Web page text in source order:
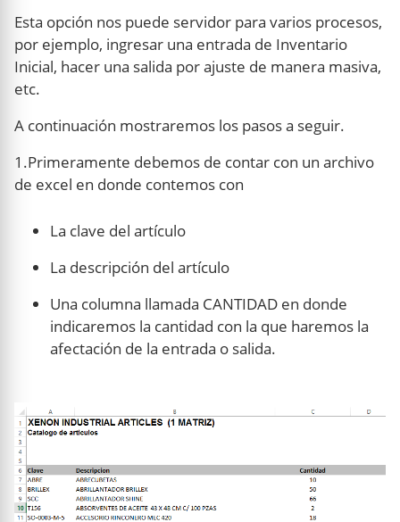
Esta opción nos puede servidor para varios procesos,
por ejemplo, ingresar una entrada de Inventario
Inicial, hacer una salida por ajuste de manera masiva,
etc.
A continuación mostraremos los pasos a seguir.
1.Primeramente debemos de contar con un archivo
de excel en donde contemos con
La clave del artículo
La descripción del artículo
Una columna llamada CANTIDAD en donde
indicaremos la cantidad con la que haremos la
afectación de la entrada o salida.